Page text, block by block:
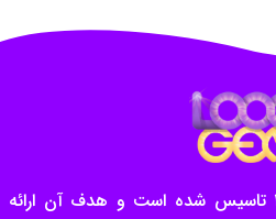
سایت هزار جم در سال ۱۳۹۳ تاسیس شده است و هدف آن ارائه